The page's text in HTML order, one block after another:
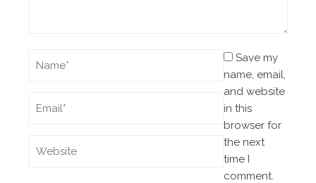
Save my
name, email,
and website
in this
browser for
the next
time I
comment.